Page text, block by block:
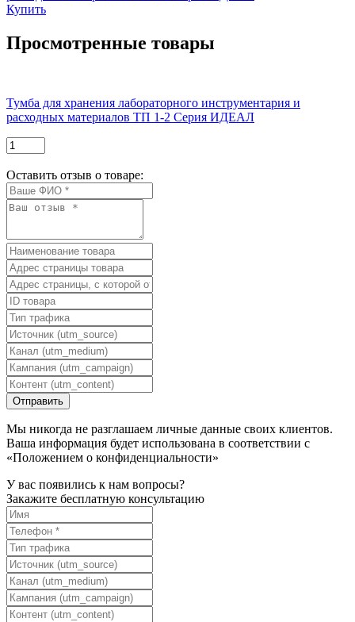
Купить
Просмотренные товары
Тумба для хранения лабораторного инструментария и
расходных материалов ТП 1-2 Серия ИДЕАЛ
Оставить отзыв о товаре:
Мы никогда не разглашаем личные данные своих клиентов.
Ваша информация будет использована в соответствии с
«Положением о конфиденциальности»
У вас появились к нам вопросы?
Закажите бесплатную консультацию